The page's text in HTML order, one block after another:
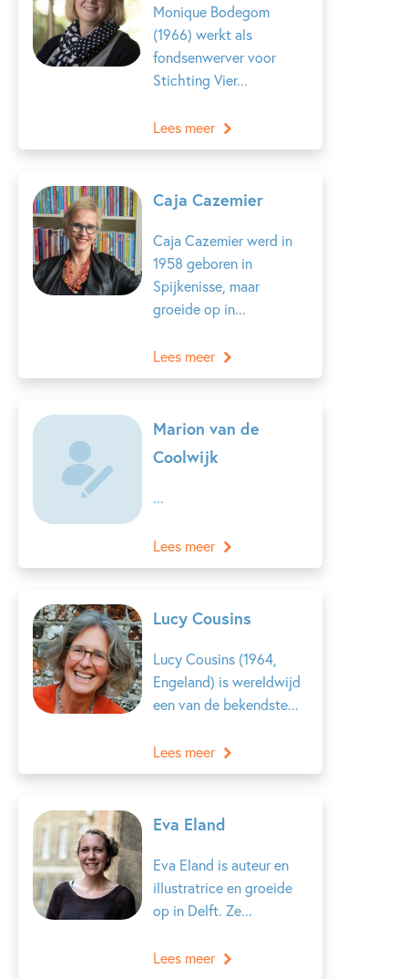
Monique Bodegom
(1966) werkt als
fondsenwerver voor
Stichting Vier...
Lees meer
Caja Cazemier
Caja Cazemier werd in
1958 geboren in
Spijkenisse, maar
groeide op in...
Lees meer
Marion van de
Coolwijk
...
Lees meer
Lucy Cousins
Lucy Cousins (1964,
Engeland) is wereldwijd
een van de bekendste...
Lees meer
Eva Eland
Eva Eland is auteur en
illustratrice en groeide
op in Delft. Ze...
Lees meer